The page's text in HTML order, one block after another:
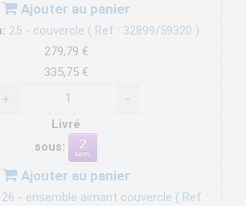
Ajouter au panier
25 - couvercle ( Ref : 32899/59320 )
279,79 €
335,75 €
+ -
Livré
sous:
Ajouter au panier
26 - ensemble aimant couvercle ( Ref :